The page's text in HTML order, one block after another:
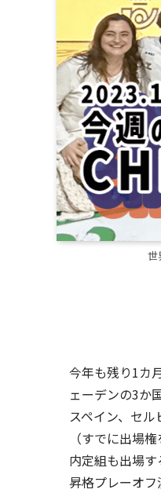
世
今年も残り1カ
ェーデンの3か
スペイン、セ
（すでに出場
内定組も出場
昇格プレーオ